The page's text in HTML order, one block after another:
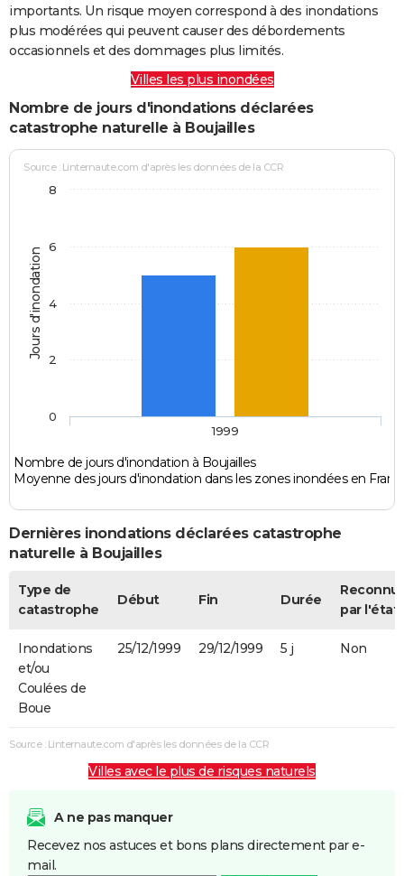
importants. Un risque moyen correspond à des inondations
plus modérées qui peuvent causer des débordements
occasionnels et des dommages plus limités.
Villes les plus inondées
Nombre de jours d'inondations déclarées
catastrophe naturelle à Boujailles
Jours d'inondation
Source : Linternaute.com d'après les données de la CCR
Nombre de jours d'inondation à Boujailles
Moyenne des jours d'inondation dans les zones inondées en
1999
0
2
4
6
8
Dernières inondations déclarées catastrophe
naturelle à Boujailles
Type de
catastrophe
Début Fin Durée
par l'état
Inondations
et/ou
Coulées de
Boue
25/12/1999 29/12/1999 5 j Non
Source : Linternaute.com d'après les données de la CCR
Villes avec le plus de risques naturels
A ne pas manquer
Recevez nos astuces et bons plans directement par e-
mail.